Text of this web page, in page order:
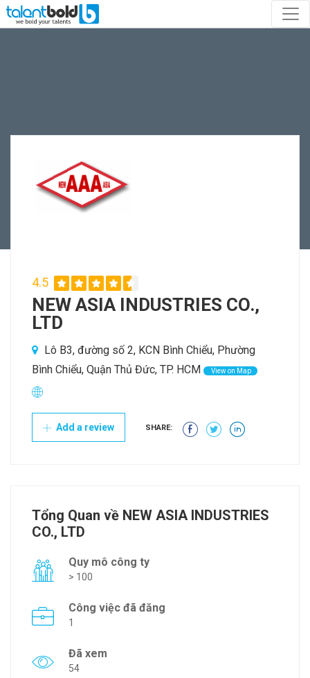
4.5
NEW ASIA INDUSTRIES CO.,
LTD
Lô B3, đường số 2, KCN Bình Chiểu, Phường
Bình Chiểu, Quận Thủ Đức, TP. HCM
View on Map
Add a review SHARE:
Tổng Quan về NEW ASIA INDUSTRIES
CO., LTD
Quy mô công ty
> 100
Công việc đã đăng
1
Đã xem
54